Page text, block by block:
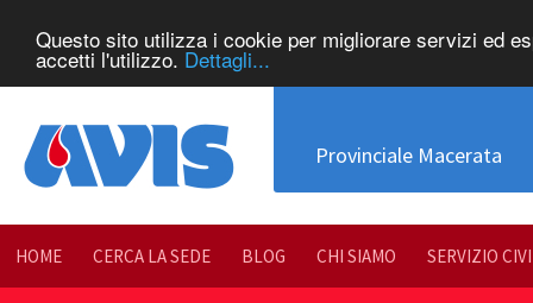
Questo sito utilizza i cookie per migliorare servizi ed
accetti l'utilizzo. Dettagli...
Provinciale Macerata
HOME CERCA LA SEDE BLOG CHI SIAMO SERVIZIO